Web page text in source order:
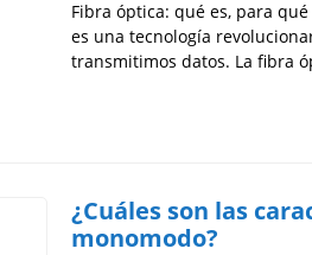
Fibra óptica: qué es, para
es una tecnología
transmitimos datos. La fibra
¿Cuáles son las
monomodo?